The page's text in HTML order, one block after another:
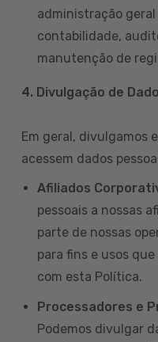
administração
contabilidade,
manutenção de
4. Divulgação de
Em geral, divulgamos
acessem dados
Afiliados
pessoais a nossas
parte de nossas
para fins e usos
com esta Política.
Processadores e
Podemos divulgar